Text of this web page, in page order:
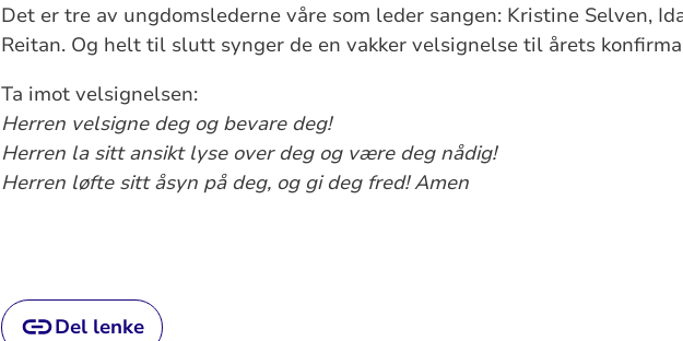
Det er tre av ungdomslederne våre som leder sangen: Kristine Selven,
Reitan. Og helt til slutt synger de en vakker velsignelse til årets
Ta imot velsignelsen:
Herren velsigne deg og bevare deg!
Herren la sitt ansikt lyse over deg og være deg nådig!
Herren løfte sitt åsyn på deg, og gi deg fred! Amen
Del lenke